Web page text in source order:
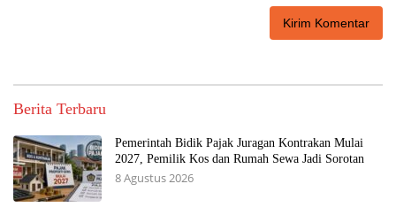
Berita Terbaru
Pemerintah Bidik Pajak Juragan Kontrakan Mulai
2027, Pemilik Kos dan Rumah Sewa Jadi Sorotan
8 Agustus 2026